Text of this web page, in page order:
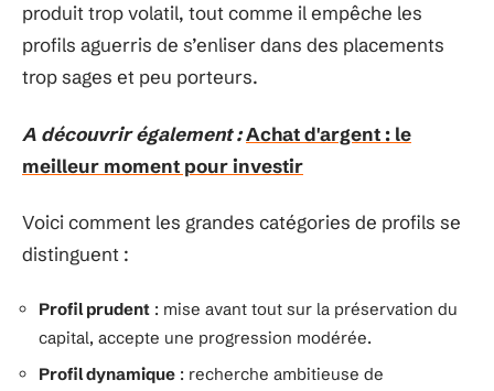
produit trop volatil, tout comme il empêche les
profils aguerris de s’enliser dans des placements
trop sages et peu porteurs.
A découvrir également :Achat d'argent : le
meilleur moment pour investir
Voici comment les grandes catégories de profils se
distinguent :
Profil prudent : mise avant tout sur la préservation du
capital, accepte une progression modérée.
Profil dynamique : recherche ambitieuse de